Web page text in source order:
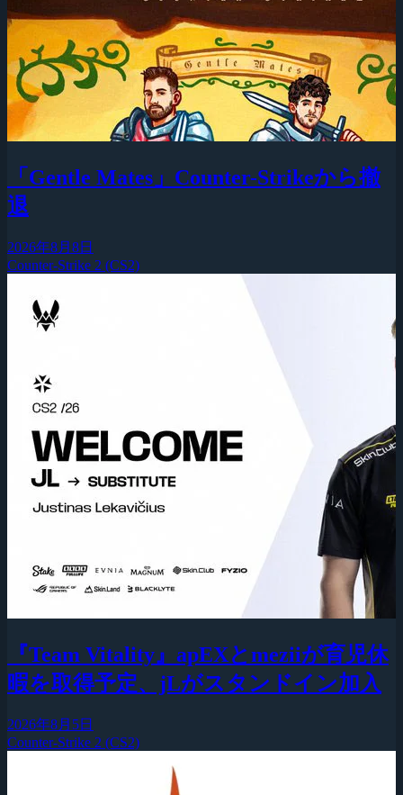
「Gentle Mates」Counter-Strikeから撤
退
2026年8月8日
Counter-Strike 2 (CS2)
『Team Vitality』apEXとmeziiが育児休
暇を取得予定、jLがスタンドイン加入
2026年8月5日
Counter-Strike 2 (CS2)